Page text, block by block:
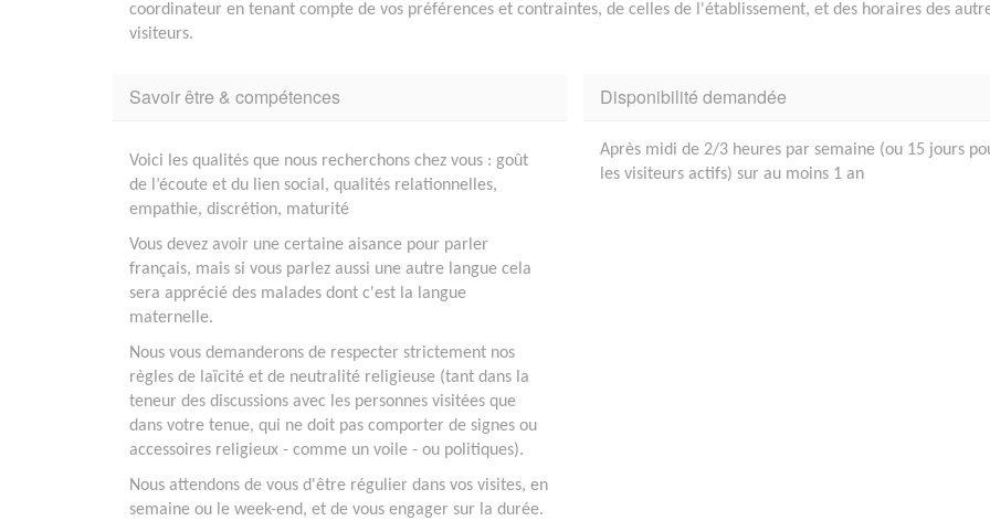
coordinateur en tenant compte de vos préférences et contraintes, de celles de l'établissement, et des horaires des
visiteurs.
Savoir être & compétences
Voici les qualités que nous recherchons chez vous : goût
de l’écoute et du lien social, qualités relationnelles,
empathie, discrétion, maturité
Vous devez avoir une certaine aisance pour parler
français, mais si vous parlez aussi une autre langue cela
sera apprécié des malades dont c'est la langue
maternelle.
Nous vous demanderons de respecter strictement nos
règles de laïcité et de neutralité religieuse (tant dans la
teneur des discussions avec les personnes visitées que
dans votre tenue, qui ne doit pas comporter de signes ou
accessoires religieux - comme un voile - ou politiques).
Nous attendons de vous d'être régulier dans vos visites, en
semaine ou le week-end, et de vous engager sur la durée.
Disponibilité demandée
Après midi de 2/3 heures par semaine (ou 15 jours
les visiteurs actifs) sur au moins 1 an